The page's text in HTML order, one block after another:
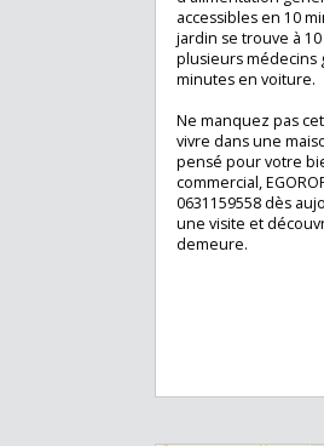
plusieurs écoles
maternelle et
minutes à pied,
minutes à pied.
accessibles en
jardin se trouve
plusieurs
minutes en
Ne manquez
vivre dans une